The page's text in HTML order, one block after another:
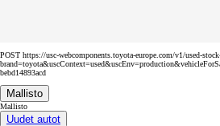
POST https://usc-webcomponents.toyota-europe.com/v1/used-
bebd14893acd
Mallisto
Mallisto
Uudet autot